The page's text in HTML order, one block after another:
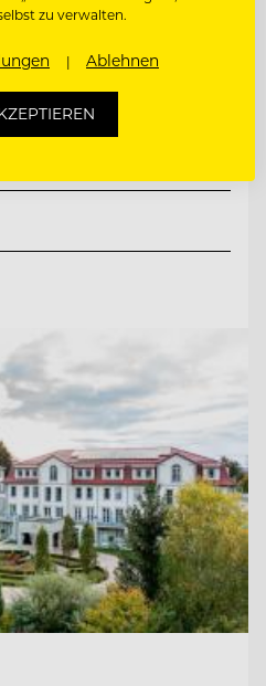
zu verwalten.
Ablehnen